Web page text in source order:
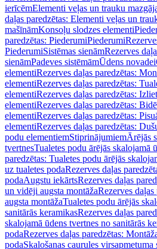
ierīcēmElementi veļas un trauku
daļas paredzētas: Elementi veļas un
mašīnāmKonsoļu slodzes elementi
paredzētas: PiederumiPiederumi
PiederumiSistēmas sienāmRezerves
sienāmPadeves sistēmāmŪdens novadei
elementiRezerves daļas paredzētas:
elementiRezerves daļas paredzētas:
elementiRezerves daļas paredzētas:
elementiRezerves daļas paredzētas:
elementiRezerves daļas paredzētas:
elementiRezerves daļas paredzētas:
podu elementiemStiprinājumiemĀrējās
tvertnesTualetes podu ārējās skalojamā
paredzētas: Tualetes podu ārējās
uz tualetes podaRezerves daļas
podaAugstu iekārtsRezerves daļas
un vidēji augsta montāžaRezerves
augsta montāžaTualetes podu ārējās
sanitārās keramikasRezerves daļas
skalojamā ūdens tvertnes no sanitārās
podaRezerves daļas paredzētas:
podaSkalošanas caurules virsapmetuma